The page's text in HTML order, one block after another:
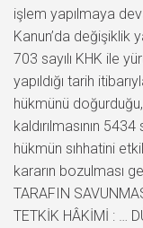
işlem yapılmaya
Kanun’da değişiklik
703 sayılı KHK ile
yapıldığı tarih
hükmünü doğurduğu,
kaldırılmasının
hükmün sıhhatini
kararın bozulması
TARAFIN
TETKİK HÂKİMİ : …